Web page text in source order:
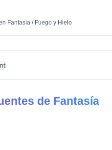
Fantasía / Fuego y Hielo
de Fantasía